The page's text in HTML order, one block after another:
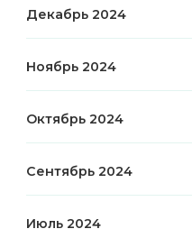
Декабрь 2024
Ноябрь 2024
Октябрь 2024
Сентябрь 2024
Июль 2024